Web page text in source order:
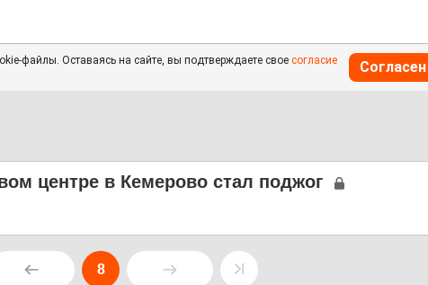
файлы. Оставаясь на сайте, вы подтверждаете свое согласие
Согласен
центре в Кемерово стал поджог
8